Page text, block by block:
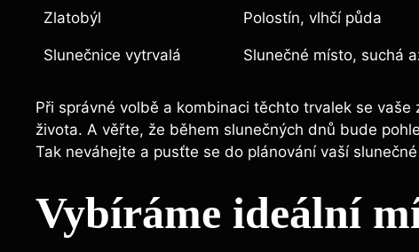
Zlatobýl Polostín, vlhčí půda
Slunečnice vytrvalá Slunečné místo, suchá
Při správné volbě a kombinaci těchto trvalek se
života. A věřte, že během slunečných dnů bude
Tak neváhejte a pusťte se do plánování vaší
Vybíráme ideální